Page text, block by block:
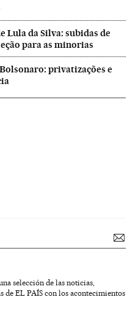
Lula da Silva: subidas de
para as minorias
privatizações e
selección de las noticias,
de EL PAÍS con los acontecimientos